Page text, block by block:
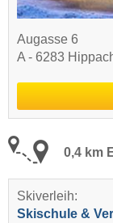
Augasse 6
A - 6283
0,4 km
Skiverleih:
Skischule &